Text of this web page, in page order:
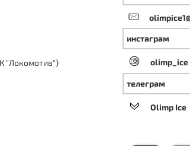
"Локомотив")
инстаграм
olimp_ice
телеграм
Olimp Ice